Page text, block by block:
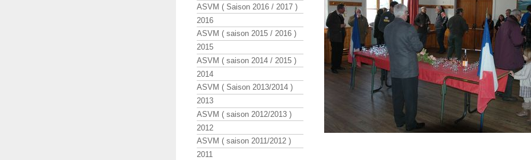
ASVM ( Saison 2016 / 2017 )
2016
ASVM ( saison 2015 / 2016 )
2015
ASVM ( saison 2014 / 2015 )
2014
ASVM ( Saison 2013/2014 )
2013
ASVM ( saison 2012/2013 )
2012
ASVM ( saison 2011/2012 )
2011